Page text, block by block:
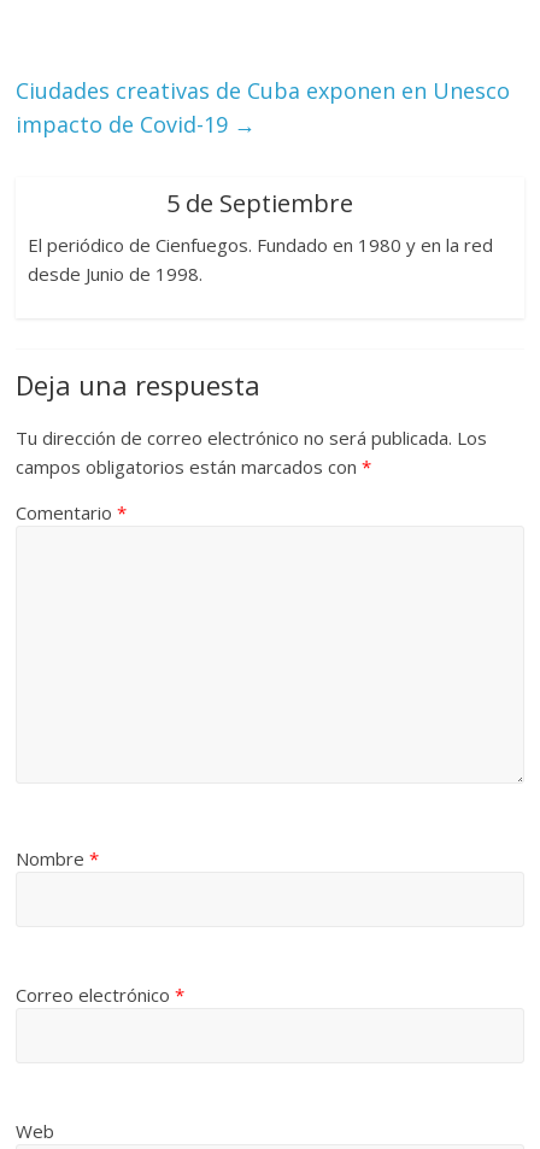
Ciudades creativas de Cuba exponen en Unesco
impacto de Covid-19 →
5 de Septiembre
El periódico de Cienfuegos. Fundado en 1980 y en la red
desde Junio de 1998.
Deja una respuesta
Tu dirección de correo electrónico no será publicada. Los
campos obligatorios están marcados con*
Comentario*
Nombre*
Correo electrónico*
Web